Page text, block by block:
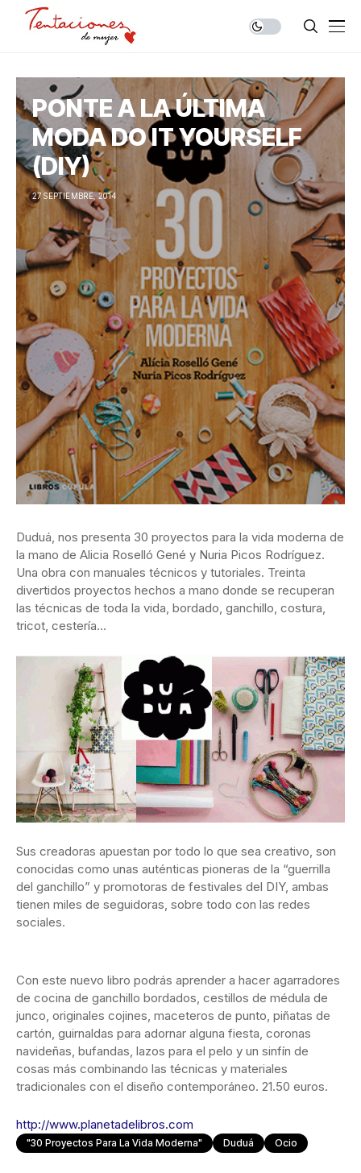
PONTE A LA ÚLTIMA
MODA DO IT YOURSELF
(DIY)
27 SEPTIEMBRE, 2014
Duduá, nos presenta 30 proyectos para la vida moderna de
la mano de Alicia Roselló Gené y Nuria Picos Rodríguez.
Una obra con manuales técnicos y tutoriales. Treinta
divertidos proyectos hechos a mano donde se recuperan
las técnicas de toda la vida, bordado, ganchillo, costura,
tricot, cestería…
Sus creadoras apuestan por todo lo que sea creativo, son
conocidas como unas auténticas pioneras de la “guerrilla
del ganchillo” y promotoras de festivales del DIY, ambas
tienen miles de seguidoras, sobre todo con las redes
sociales.
Con este nuevo libro podrás aprender a hacer agarradores
de cocina de ganchillo bordados, cestillos de médula de
junco, originales cojines, maceteros de punto, piñatas de
cartón, guirnaldas para adornar alguna fiesta, coronas
navideñas, bufandas, lazos para el pelo y un sinfín de
cosas más combinando las técnicas y materiales
tradicionales con el diseño contemporáneo. 21.50 euros.
http://www.planetadelibros.com
"30 Proyectos Para La Vida Moderna" Duduá Ocio